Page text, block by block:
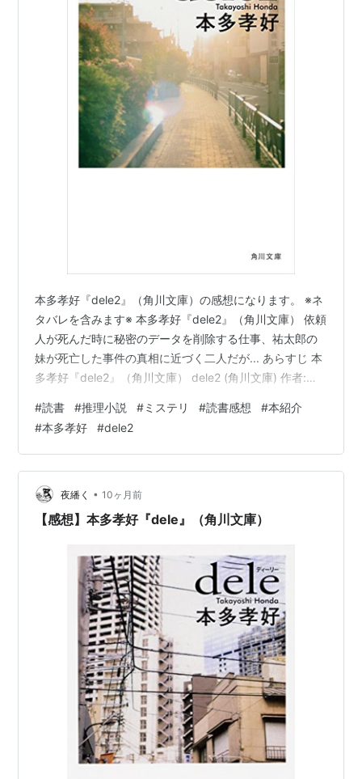
本多孝好『dele2』（角川文庫）の感想になります。 ※ネ
タバレを含みます※ 本多孝好『dele2』（角川文庫） 依頼
人が死んだ時に秘密のデータを削除する仕事、祐太郎の
妹が死亡した事件の真相に近づく二人だが... あらすじ 本
多孝好『dele2』（角川文庫） dele2 (角川文庫) 作者:本
データを削除する仕事、祐太郎の妹が死亡した事件の真
相に近づく二人だが... あらすじ 『dele.LIFE（ディーリ
ー・ドット・ライフ）』は、依頼人が死んだときに動き
出す。 故人より託された秘密のデータを削除するのが、
この会社の仕事だ。 所…
#読書 #推理小説 #ミステリ #読書感想 #本紹介
#本多孝好 #dele2
夜繙く • 10ヶ月前
【感想】本多孝好『dele』（角川文庫）